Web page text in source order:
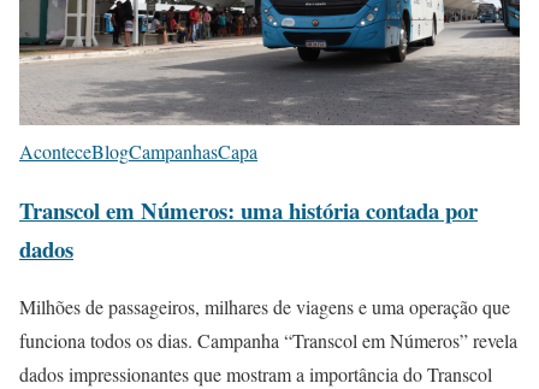
AconteceBlogCampanhasCapa
Transcol em Números: uma história contada por
dados
Milhões de passageiros, milhares de viagens e uma operação que
funciona todos os dias. Campanha “Transcol em Números” revela
dados impressionantes que mostram a importância do Transcol